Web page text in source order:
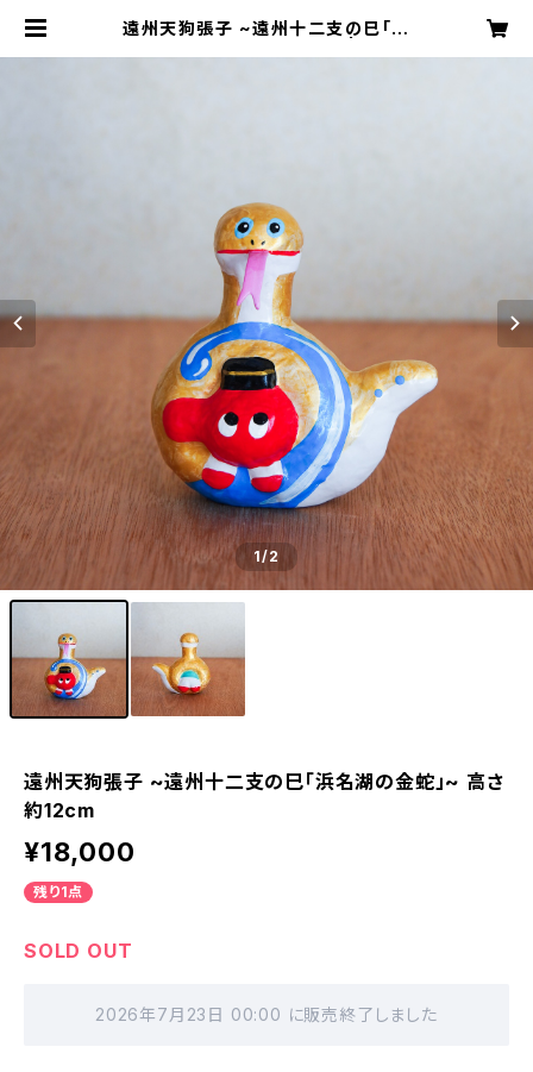
遠州天狗張子 ~遠州十二支の巳「浜
1/2
遠州天狗張子 ~遠州十二支の巳「浜名湖の金蛇」~ 高さ
約12cm
¥18,000
残り1点
SOLD OUT
2026年7月23日 00:00 に販売終了しました